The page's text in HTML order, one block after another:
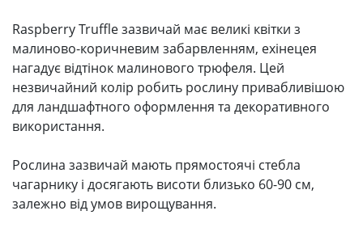
Raspberry Truffle зазвичай має великі квітки з
малиново-коричневим забарвленням, ехінецея
нагадує відтінок малинового трюфеля. Цей
незвичайний колір робить рослину привабливішою
для ландшафтного оформлення та декоративного
використання.
Рослина зазвичай мають прямостоячі стебла
чагарнику і досягають висоти близько 60-90 см,
залежно від умов вирощування.